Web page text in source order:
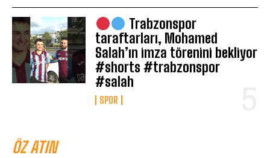
Trabzonspor
taraftarları, Mohamed
Salah’ın imza törenini bekliyor
#shorts #trabzonspor
#salah
SPOR
ÖZ ATIN